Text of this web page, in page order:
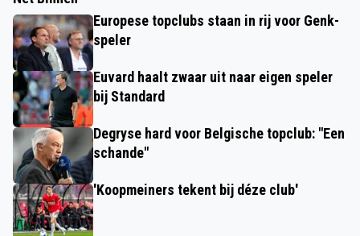
Europese topclubs staan in rij voor Genk-
speler
Euvard haalt zwaar uit naar eigen speler
bij Standard
Degryse hard voor Belgische topclub: "Een
schande"
'Koopmeiners tekent bij déze club'